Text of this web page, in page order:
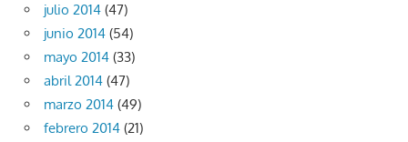
julio 2014 (47)
junio 2014 (54)
mayo 2014 (33)
abril 2014 (47)
marzo 2014 (49)
febrero 2014 (21)